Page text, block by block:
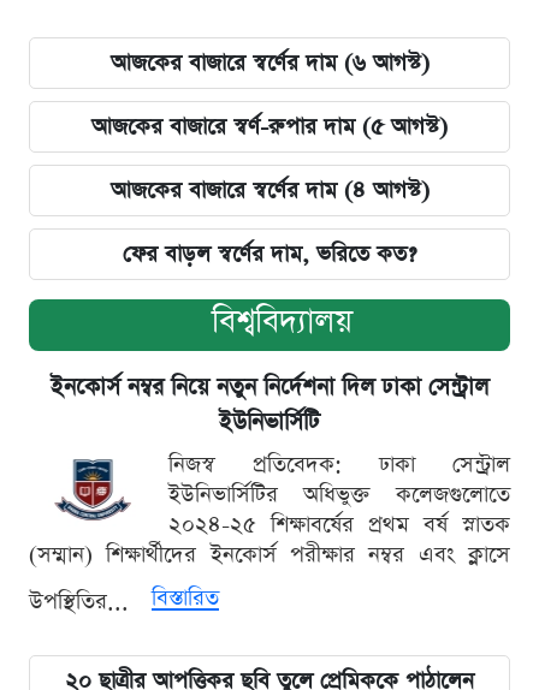
আজকের বাজারে স্বর্ণের দাম (৬ আগস্ট)
আজকের বাজারে স্বর্ণ-রুপার দাম (৫ আগস্ট)
আজকের বাজারে স্বর্ণের দাম (৪ আগস্ট)
ফের বাড়ল স্বর্ণের দাম, ভরিতে কত?
বিশ্ববিদ্যালয়
ইনকোর্স নম্বর নিয়ে নতুন নির্দেশনা দিল ঢাকা সেন্ট্রাল
ইউনিভার্সিটি
নিজস্ব প্রতিবেদক: ঢাকা সেন্ট্রাল
ইউনিভার্সিটির অধিভুক্ত কলেজগুলোতে
২০২৪-২৫ শিক্ষাবর্ষের প্রথম বর্ষ স্নাতক
(সম্মান) শিক্ষার্থীদের ইনকোর্স পরীক্ষার নম্বর এবং ক্লাসে
উপস্থিতির...
বিস্তারিত
২০ ছাত্রীর আপত্তিকর ছবি তুলে প্রেমিককে পাঠালেন